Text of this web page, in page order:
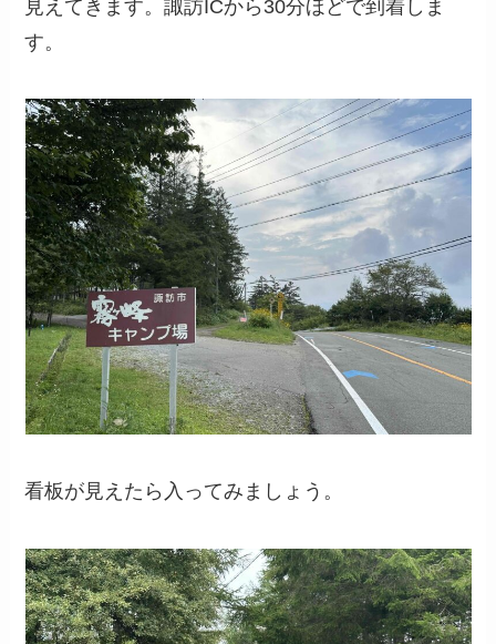
見えてきます。諏訪ICから30分ほどで到着しま
す。
看板が見えたら入ってみましょう。